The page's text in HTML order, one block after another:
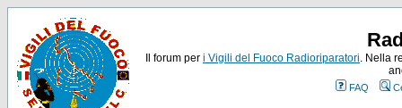
Il forum per i Vigili del Fuoco Radioriparatori. Nella
FAQ